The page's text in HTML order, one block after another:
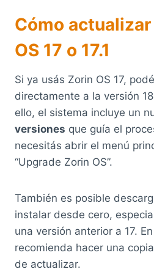
Cómo
OS 17 o 17.1
Si ya usás Zorin OS 17,
directamente a la versión
ello, el sistema incluye un
versiones que guía el
necesitás abrir el menú
“Upgrade Zorin OS”.
También es posible
instalar desde cero,
una versión anterior a 17.
recomienda hacer una
de actualizar.